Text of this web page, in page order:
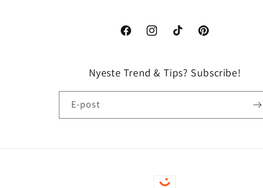
FacebookInstagramTikTok Pinterest
Nyeste Trend & Tips? Subscribe!
E-post
Betalingsmåter